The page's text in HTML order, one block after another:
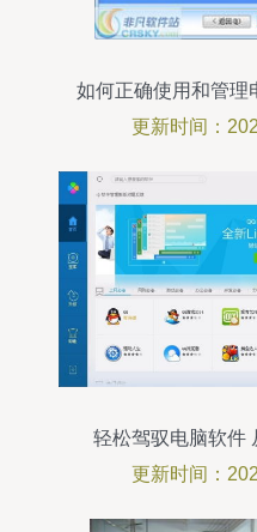
如何正确使用和管理
更新时间：
轻松驾驭电脑软件
更新时间：